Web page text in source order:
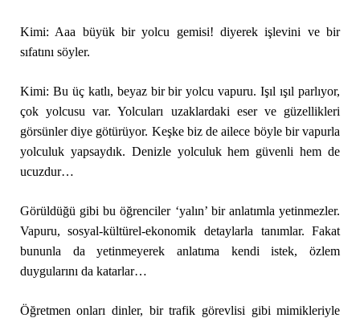
Kimi: Aaa büyük bir yolcu gemisi! diyerek işlevini ve bir
sıfatını söyler.
Kimi: Bu üç katlı, beyaz bir bir yolcu vapuru. Işıl ışıl parlıyor,
çok yolcusu var. Yolcuları uzaklardaki eser ve güzellikleri
görsünler diye götürüyor. Keşke biz de ailece böyle bir vapurla
yolculuk yapsaydık. Denizle yolculuk hem güvenli hem de
ucuzdur…
Görüldüğü gibi bu öğrenciler ‘yalın’ bir anlatımla yetinmezler.
Vapuru, sosyal-kültürel-ekonomik detaylarla tanımlar. Fakat
bununla da yetinmeyerek anlatıma kendi istek, özlem
duygularını da katarlar…
Öğretmen onları dinler, bir trafik görevlisi gibi mimikleriyle